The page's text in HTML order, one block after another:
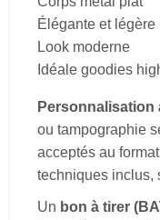
Élégante et légère
Look moderne
Idéale goodies
Personnalisation
ou tampographie
acceptés au
techniques inclus,
Un bon à tirer